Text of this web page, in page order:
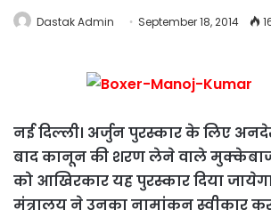
Dastak Admin September 18, 2014
नई दिल्ली। अर्जुन पुरस्कार के लिए
बाद कानून की शरण लेने वाले
को आखिरकार यह पुरस्कार दिया
मंत्रालय ने उनका नामांकन स्वीकार कर